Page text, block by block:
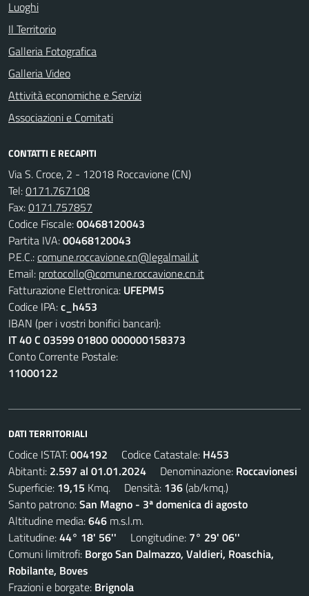
Luoghi
Il Territorio
Galleria Fotografica
Galleria Video
Attività economiche e Servizi
Associazioni e Comitati
CONTATTI E RECAPITI
Via S. Croce, 2 - 12018 Roccavione (CN)
Tel:0171.767108
Fax:0171.757857
Codice Fiscale:00468120043
Partita IVA:00468120043
P.E.C.:comune.roccavione.cn@legalmail.it
Email: protocollo@comune.roccavione.cn.it
Fatturazione Elettronica: UFEPM5
Codice IPA:c_h453
IBAN (per i vostri bonifici bancari):
IT 40 C 03599 01800 000000158373
Conto Corrente Postale:
11000122
DATI TERRITORIALI
Codice ISTAT:004192 Codice Catastale: H453
Abitanti: 2.597 al 01.01.2024 Denominazione: Roccavionesi
Superficie: 19,15 Kmq. Densità: 136(ab/kmq.)
Santo patrono:San Magno - 3ª domenica di agosto
Altitudine media:646 m.s.l.m.
Latitudine:44° 18' 56'' Longitudine: 7° 29' 06''
Comuni limitrofi: Borgo San Dalmazzo, Valdieri, Roaschia,
Robilante, Boves
Frazioni e borgate: Brignola